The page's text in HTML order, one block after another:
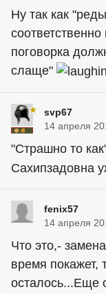
Ну так как
поговорка
слаще"
svp67
14 апреля
"Страшно то
Сахипзадовна
fenix57
14 апреля
Что это,-
время покажет,